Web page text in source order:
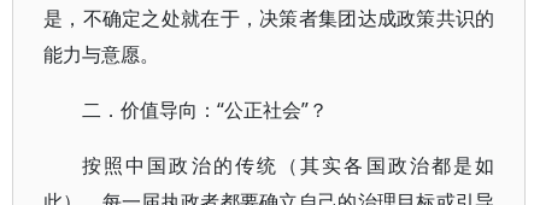
是，不确定之处就在于，决策者集团达成政策共识的
能力与意愿。
二．价值导向：“公正社会”？
按照中国政治的传统（其实各国政治都是如